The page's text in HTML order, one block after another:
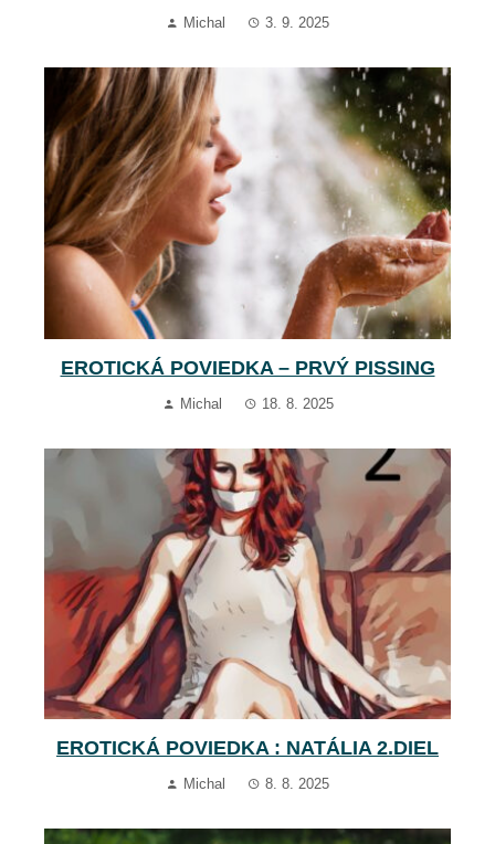
Michal 3. 9. 2025
EROTICKÁ POVIEDKA – PRVÝ PISSING
Michal 18. 8. 2025
EROTICKÁ POVIEDKA : NATÁLIA 2.DIEL
Michal 8. 8. 2025